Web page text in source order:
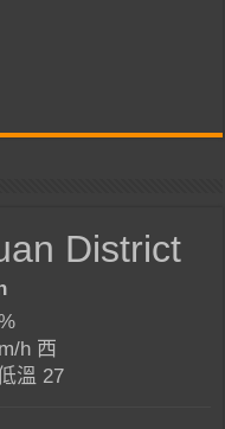
District
h 西
溫 27